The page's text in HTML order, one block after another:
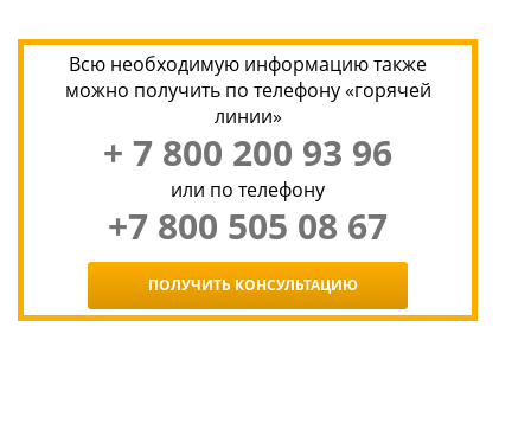
Всю необходимую информацию также
можно получить по телефону «горячей
линии»
+ 7 800 200 93 96
или по телефону
+7 800 505 08 67
ПОЛУЧИТЬ КОНСУЛЬТАЦИЮ